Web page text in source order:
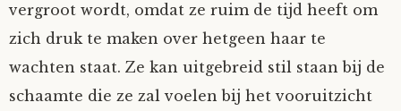
vergroot wordt, omdat ze ruim de tijd heeft om
zich druk te maken over hetgeen haar te
wachten staat. Ze kan uitgebreid stil staan bij de
schaamte die ze zal voelen bij het vooruitzicht